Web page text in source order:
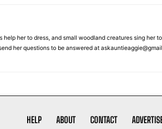
her to dress, and small woodland creatures sing her
her questions to be answered at
HELP ABOUT CONTACT